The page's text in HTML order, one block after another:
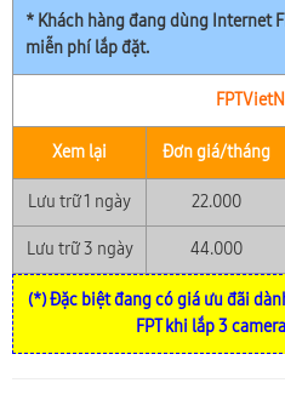
* Khách hàng đang dùng Internet
miễn phí lắp đặt.
Xem lại Đơn giá/tháng
Lưu trữ 1 ngày 22.000
Lưu trữ 3 ngày 44.000
(*) Đặc biệt đang có giá ưu đãi
FPT khi lắp 3